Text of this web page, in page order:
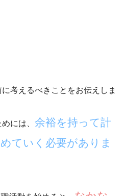
考えるべきことをお伝えしま
には、 余裕を持って計
ていく必要がありま